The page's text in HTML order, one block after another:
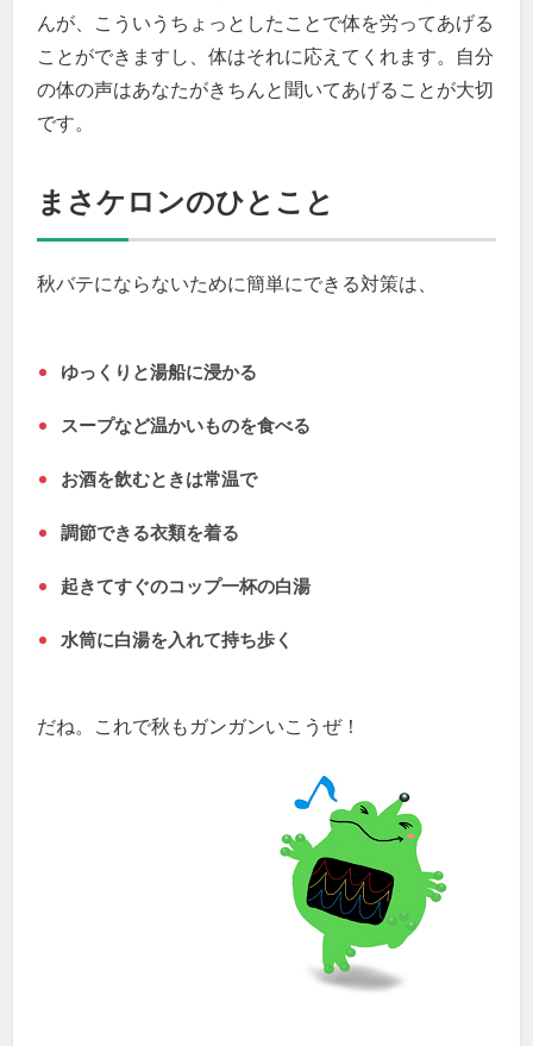
んが、こういうちょっとしたことで体を労ってあげる
ことができますし、体はそれに応えてくれます。自分
の体の声はあなたがきちんと聞いてあげることが大切
です。
まさケロンのひとこと
秋バテにならないために簡単にできる対策は、
ゆっくりと湯船に浸かる
スープなど温かいものを食べる
お酒を飲むときは常温で
調節できる衣類を着る
起きてすぐのコップ一杯の白湯
水筒に白湯を入れて持ち歩く
だね。これで秋もガンガンいこうぜ！